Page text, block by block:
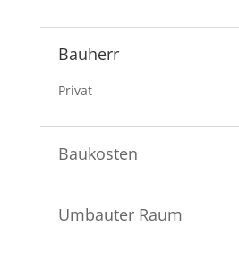
Bauherr
Privat
Baukosten
Umbauter Raum